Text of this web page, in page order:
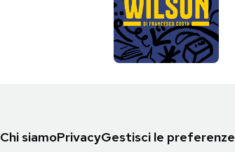
Chi siamoPrivacyGestisci le preferenze